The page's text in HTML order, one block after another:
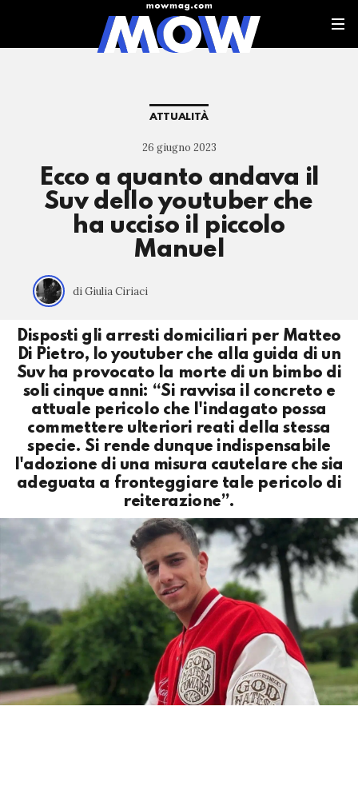
ATTUALITÀ
26 giugno 2023
Ecco a quanto andava il
Suv dello youtuber che
ha ucciso il piccolo
Manuel
di Giulia Ciriaci
Disposti gli arresti domiciliari per Matteo
Di Pietro, lo youtuber che alla guida di un
Suv ha provocato la morte di un bimbo di
soli cinque anni: “Si ravvisa il concreto e
attuale pericolo che l'indagato possa
commettere ulteriori reati della stessa
specie. Si rende dunque indispensabile
l'adozione di una misura cautelare che sia
adeguata a fronteggiare tale pericolo di
reiterazione”.